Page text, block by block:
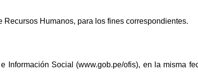
Humanos, para los fines correspondientes.
Social (www.gob.pe/ofis), en la misma